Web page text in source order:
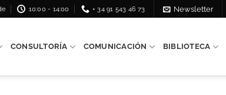
10:00 - 14:00 + 34 91 543 46 73 Newsletter
CONSULTORÍA COMUNICACIÓN BIBLIOTECA